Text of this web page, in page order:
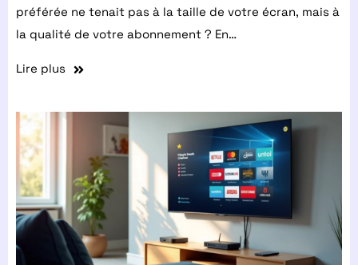
préférée ne tenait pas à la taille de votre écran, mais à
la qualité de votre abonnement ? En…
Lire plus